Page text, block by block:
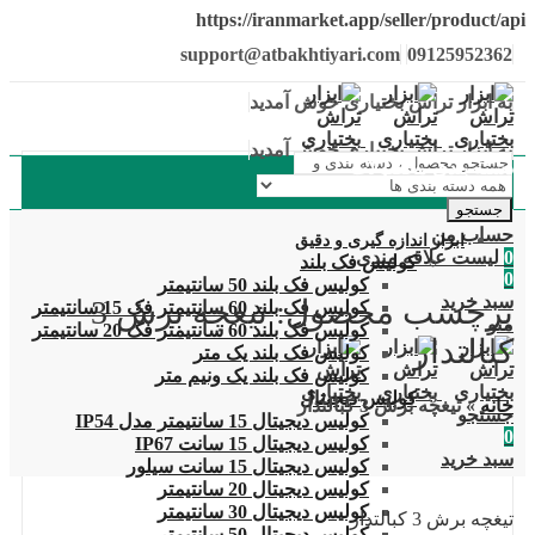
https://iranmarket.app/seller/product/api
support@atbakhtiyari.com 09125952362
به ابزار تراش بختیاری خوش آمدید
به ابزار تراش بختیاری خوش آمدید
جستجو
حساب من
0 لیست علاقه مندی
0
سبد خرید
منو
جستجو
0
سبد خرید
دسته بندی محصولات
ابزار اندازه گیری و دقیق
کولیس فک بلند
کولیس فک بلند 50 سانتیمتر
کولیس فک بلند 60 سانتیمتر فک 15 سانتیمتر
کولیس فک بلند 60 سانتیمتر فک 20 سانتیمتر
کولیس فک بلند یک متر
کولیس فک بلند یک ونیم متر
کولیس دیجیتال
کولیس دیجیتال 15 سانتیمتر مدل IP54
کولیس دیجیتال 15 سانت IP67
کولیس دیجیتال 15 سانت سیلور
کولیس دیجیتال 20 سانتیمتر
کولیس دیجیتال 30 سانتیمتر
برچسب محصول: تیغچه برش 3
کبالتدار
خانه»تیغچه برش 3 کبالتدار
تیغچه برش 3 کبالتدار